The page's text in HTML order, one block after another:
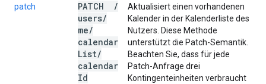
patch PATCH
/
users/
me/
calendar
List/
calendar
Id
Aktualisiert einen vorhandenen
Kalender in der Kalenderliste des
Nutzers. Diese Methode
unterstützt die Patch-Semantik.
Beachten Sie, dass für jede
Patch-Anfrage drei
Kontingenteinheiten verbraucht